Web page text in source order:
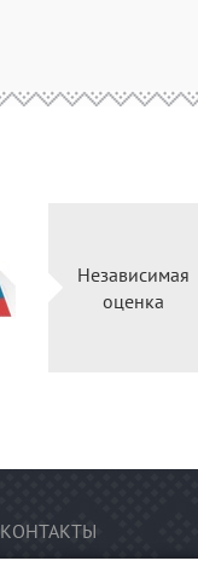
Независимая
оценка
КОНТАКТЫ